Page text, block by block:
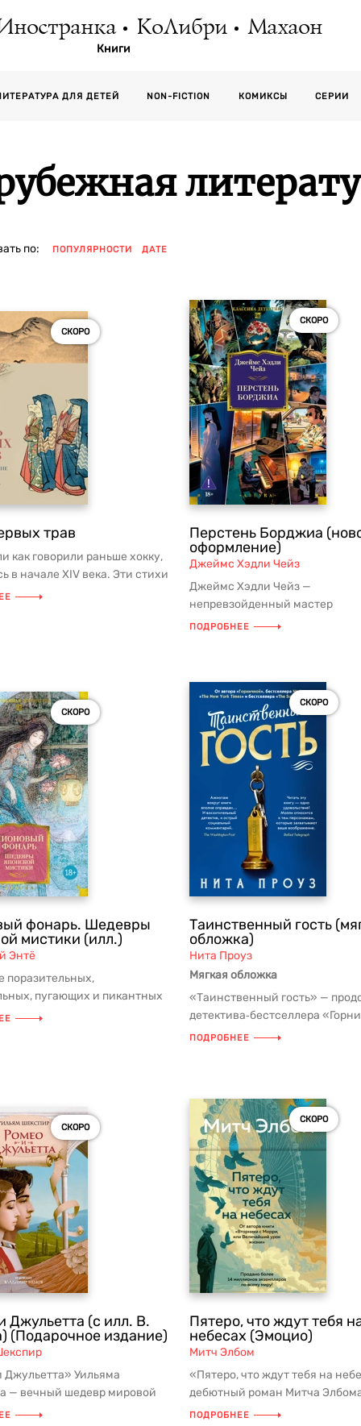
КоЛибри Махаон
Книги
ДЛЯ ДЕТЕЙ NON-FICTION КОМИКСЫ СЕРИИ
по: ПОПУЛЯРНОСТИ ДАТЕ
СКОРО
трав
как говорили раньше хокку,
в начале XIV века. Эти стихи
окружающий...
СКОРО
Перстень Борджиа
оформление)
Джеймс Хэдли Чейз
Джеймс Хэдли Чейз —
непревзойденный мастер
захватывающего сюжета, а
ПОДРОБНЕЕ
СКОРО
фонарь. Шедевры
мистики (илл.)
Энтё
поразительных,
пугающих и пикантных
многовековую
СКОРО
Таинственный гость
обложка)
Нита Проуз
Мягкая обложка
«Таинственный гость» —
детектива‑бестселлера
история о расследованиях
ПОДРОБНЕЕ
СКОРО
Джульетта (с илл. В.
(Подарочное издание)
Джульетта» Уильяма
— вечный шедевр мировой
который уже пять столетий
СКОРО
Пятеро, что ждут тебя
небесах (Эмоцио)
Митч Элбом
«Пятеро, что ждут тебя на
дебютный роман Митча
ставший мировым
ПОДРОБНЕЕ